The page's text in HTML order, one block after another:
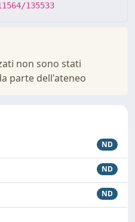
135533
non sono stati
parte dell'ateneo
ND
ND
ND